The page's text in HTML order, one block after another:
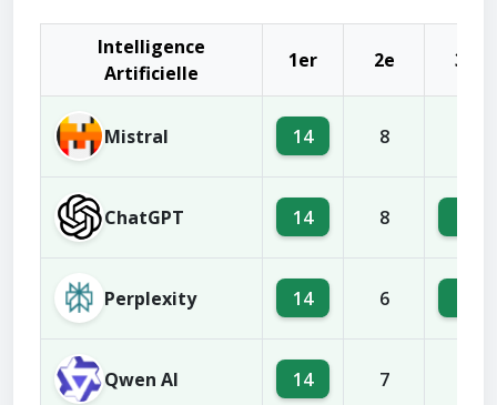
Intelligence
Artificielle
1er 2e 3e
Mistral 14 8
ChatGPT 14 8
Perplexity 14 6
Qwen AI 14 7